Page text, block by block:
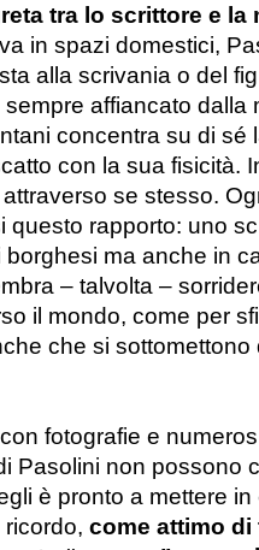
tra lo scrittore e la
in spazi domestici,
alla scrivania o del
affiancato dalla
concentra su di sé
con la sua fisicità.
se stesso.
questo rapporto: uno
ma anche in
– talvolta –
il mondo, come per
che si
fotografie e
Pasolini non possono
è pronto a mettere in
come attimo